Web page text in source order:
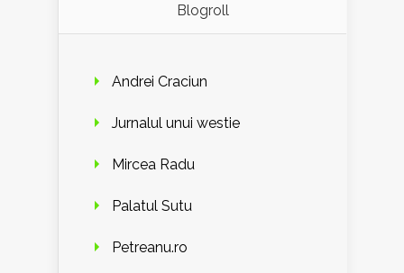
Blogroll
Andrei Craciun
Jurnalul unui westie
Mircea Radu
Palatul Sutu
Petreanu.ro